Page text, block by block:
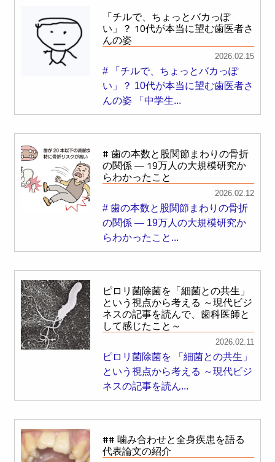
「チルで、ちょっとバカっぽ
い」？ 10代が本当に望む歯医者さ
んの姿
2026.02.15
# 「チルで、ちょっとバカっぽ
い」？ 10代が本当に望む歯医者さ
んの姿 「中学生...
# 歯の本数と股関節まわりの骨折
の関係 ― 19万人の大規模研究か
らわかったこと
2026.02.12
# 歯の本数と股関節まわりの骨折
の関係 ― 19万人の大規模研究か
らわかったこと...
ピロリ菌除菌を「細菌との共生」
という視点から考える ～現代ビジ
ネスの記事を読んで、歯科医師と
して感じたこと～
2026.02.11
ピロリ菌除菌を 「細菌との共生」
という視点から考える ～現代ビジ
ネスの記事を読ん...
## 噛み合わせと全身疾患を語る
代表論文の紹介